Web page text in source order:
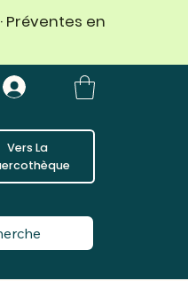
Vers La
Préventes en